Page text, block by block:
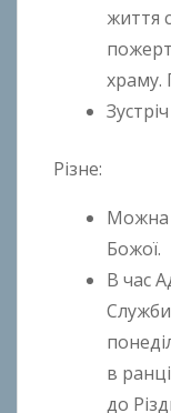
життя
храму.
Різне:
Можна
Божої.
В час
Служби
в
до